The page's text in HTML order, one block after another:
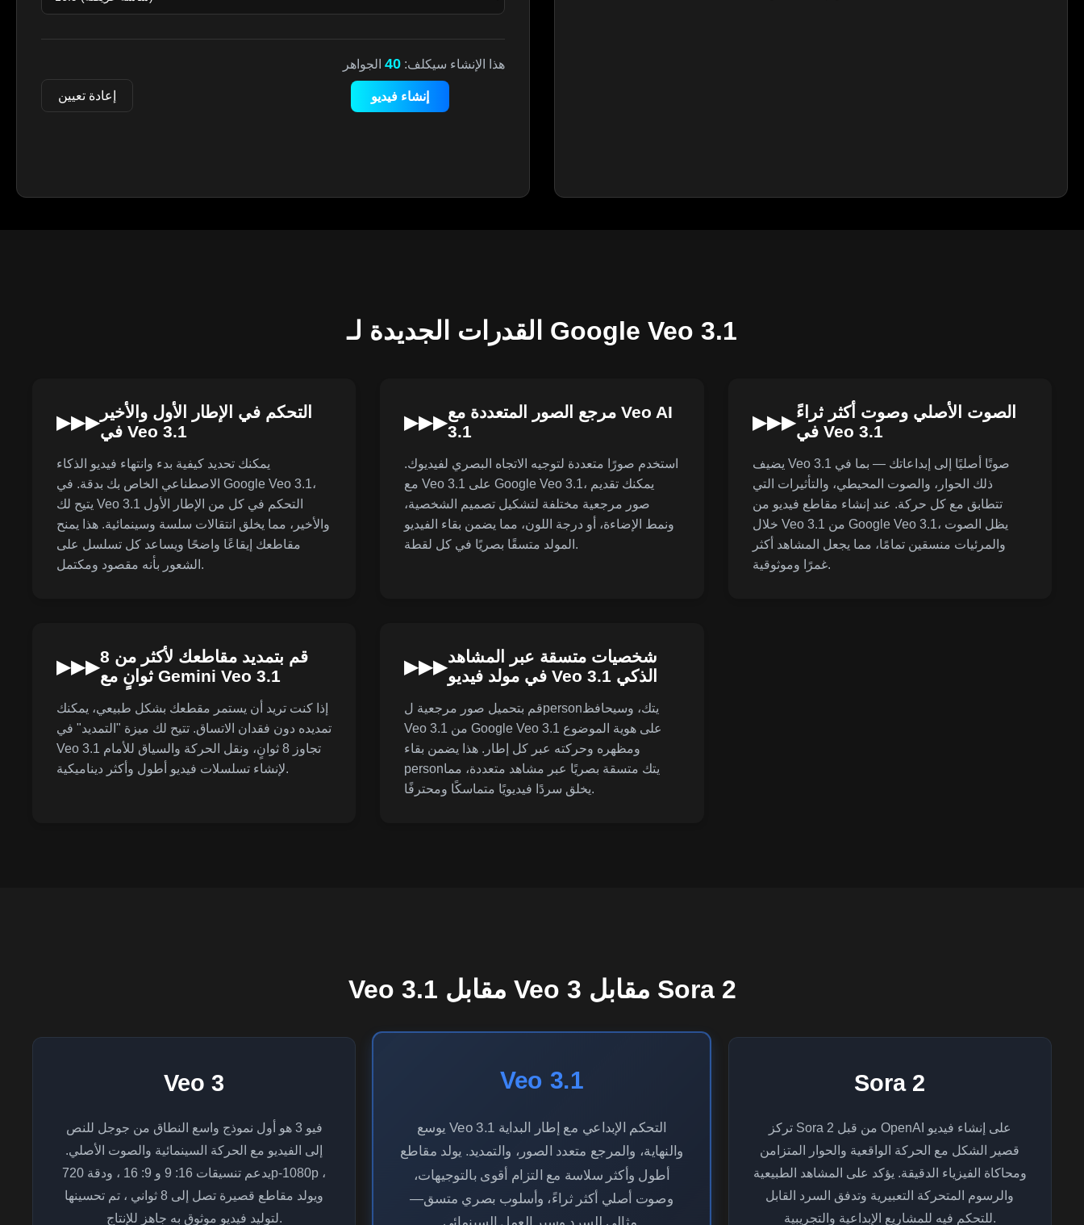
إعادة تعيين
هذا الإنشاء سيكلف: 40 الجواهر
إنشاء فيديو
القدرات الجديدة لـ Google Veo 3.1
▶▶▶ التحكم في الإطار الأول والأخير
في Veo 3.1
يمكنك تحديد كيفية بدء وانتهاء فيديو الذكاء
الاصطناعي الخاص بك بدقة. في Google Veo 3.1،
يتيح لك Veo 3.1 التحكم في كل من الإطار الأول
والأخير، مما يخلق انتقالات سلسة وسينمائية. هذا يمنح
مقاطعك إيقاعًا واضحًا ويساعد كل تسلسل على
الشعور بأنه مقصود ومكتمل.
▶▶▶مرجع الصور المتعددة مع Veo AI
3.1
استخدم صورًا متعددة لتوجيه الاتجاه البصري لفيديوك.
مع Veo 3.1 على Google Veo 3.1، يمكنك تقديم
صور مرجعية مختلفة لتشكيل تصميم الشخصية،
ونمط الإضاءة، أو درجة اللون، مما يضمن بقاء الفيديو
المولد متسقًا بصريًا في كل لقطة.
▶▶▶الصوت الأصلي وصوت أكثر ثراءً
في Veo 3.1
يضيف Veo 3.1 صوتًا أصليًا إلى إبداعاتك — بما في
ذلك الحوار، والصوت المحيطي، والتأثيرات التي
تتطابق مع كل حركة. عند إنشاء مقاطع فيديو من
خلال Veo 3.1 من Google Veo 3.1، يظل الصوت
والمرئيات منسقين تمامًا، مما يجعل المشاهد أكثر
غمرًا وموثوقية.
▶▶▶قم بتمديد مقاطعك لأكثر من 8
ثوانٍ مع Gemini Veo 3.1
إذا كنت تريد أن يستمر مقطعك بشكل طبيعي، يمكنك
تمديده دون فقدان الاتساق. تتيح لك ميزة "التمديد" في
Veo 3.1 تجاوز 8 ثوانٍ، ونقل الحركة والسياق للأمام
لإنشاء تسلسلات فيديو أطول وأكثر ديناميكية.
▶▶▶شخصيات متسقة عبر المشاهد
في مولد فيديو Veo 3.1 الذكي
قم بتحميل صور مرجعية لpersonيتك، وسيحافظ
Veo 3.1 من Google Veo 3.1 على هوية الموضوع
ومظهره وحركته عبر كل إطار. هذا يضمن بقاء
personيتك متسقة بصريًا عبر مشاهد متعددة، مما
يخلق سردًا فيديويًا متماسكًا ومحترفًا.
Veo 3.1 مقابل Veo 3 مقابل Sora 2
Veo 3
فيو 3 هو أول نموذج واسع النطاق من جوجل للنص
إلى الفيديو مع الحركة السينمائية والصوت الأصلي.
يدعم تنسيقات 16: 9 و 9: 16 ، ودقة 720p-1080p ،
ويولد مقاطع قصيرة تصل إلى 8 ثواني ، تم تحسينها
لتوليد فيديو موثوق به جاهز للإنتاج.
Veo 3.1
يوسع Veo 3.1 التحكم الإبداعي مع إطار البداية
والنهاية، والمرجع متعدد الصور، والتمديد. يولد مقاطع
أطول وأكثر سلاسة مع التزام أقوى بالتوجيهات،
وصوت أصلي أكثر ثراءً، وأسلوب بصري متسق—
Sora 2
تركز Sora 2 من قبل OpenAI على إنشاء فيديو
قصير الشكل مع الحركة الواقعية والحوار المتزامن
ومحاكاة الفيزياء الدقيقة. يؤكد على المشاهد الطبيعية
والرسوم المتحركة التعبيرية وتدفق السرد القابل
للتحكم فيه للمشاريع الإبداعية والتجريبية.